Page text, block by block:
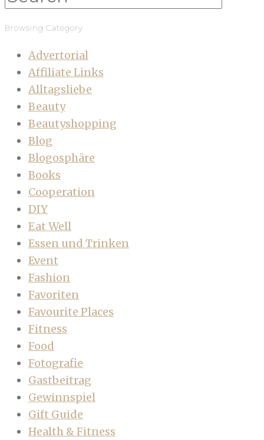
Browsing Category
Advertorial
Affiliate Links
Alltagsliebe
Beauty
Beautyshopping
Blog
Blogosphäre
Books
Cooperation
DIY
Eat Well
Essen und Trinken
Event
Fashion
Favoriten
Favourite Places
Fitness
Food
Fotografie
Gastbeitrag
Gewinnspiel
Gift Guide
Health & Fitness